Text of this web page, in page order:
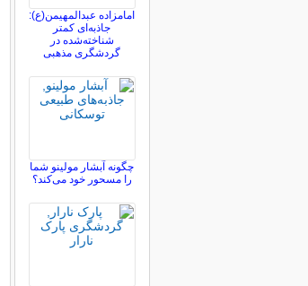
امامزاده عبدالمهیمن(ع):
جاذبه‌ای کمتر
شناخته‌شده در
گردشگری مذهبی
چگونه آبشار مولینو شما
را مسحور خود می‌کند؟